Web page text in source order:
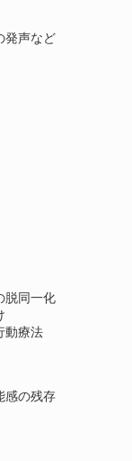
発声など
脱同一化
動療法
感の残存